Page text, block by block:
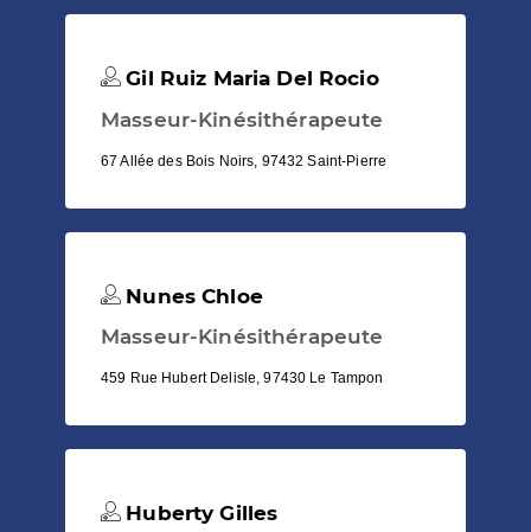
Gil Ruiz Maria Del Rocio
Masseur-Kinésithérapeute
67 Allée des Bois Noirs, 97432 Saint-Pierre
Nunes Chloe
Masseur-Kinésithérapeute
459 Rue Hubert Delisle, 97430 Le Tampon
Huberty Gilles